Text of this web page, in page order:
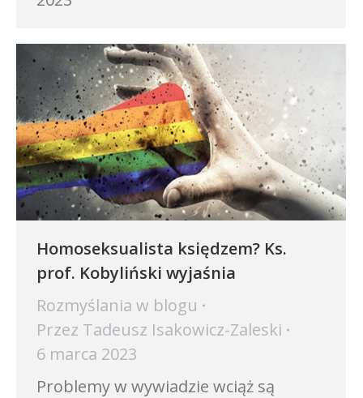
Homoseksualista księdzem? Ks.
prof. Kobyliński wyjaśnia
Rozmyślania w blogu
Przez Tadeusz Isakowicz-Zaleski
6 marca 2023
Problemy w wywiadzie wciąż są